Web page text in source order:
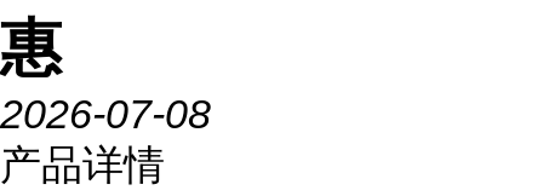
惠
2026-07-08
产品详情